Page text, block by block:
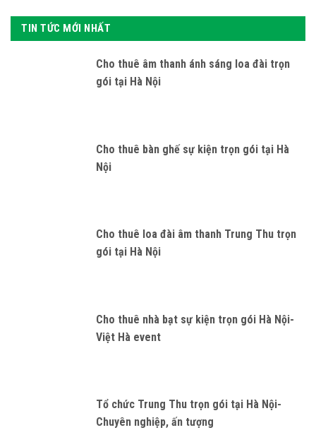
TIN TỨC MỚI NHẤT
Cho thuê âm thanh ánh sáng loa đài trọn
gói tại Hà Nội
Cho thuê bàn ghế sự kiện trọn gói tại Hà
Nội
Cho thuê loa đài âm thanh Trung Thu trọn
gói tại Hà Nội
Cho thuê nhà bạt sự kiện trọn gói Hà Nội-
Việt Hà event
Tổ chức Trung Thu trọn gói tại Hà Nội-
Chuyên nghiệp, ấn tượng